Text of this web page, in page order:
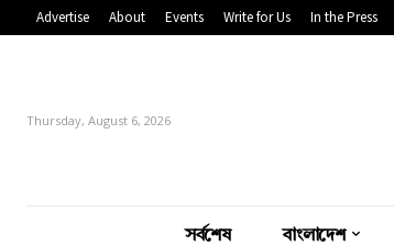
Advertise About Events Write for Us In the Press
Thursday, August 6, 2026
সর্বশেষ বাংলাদেশ